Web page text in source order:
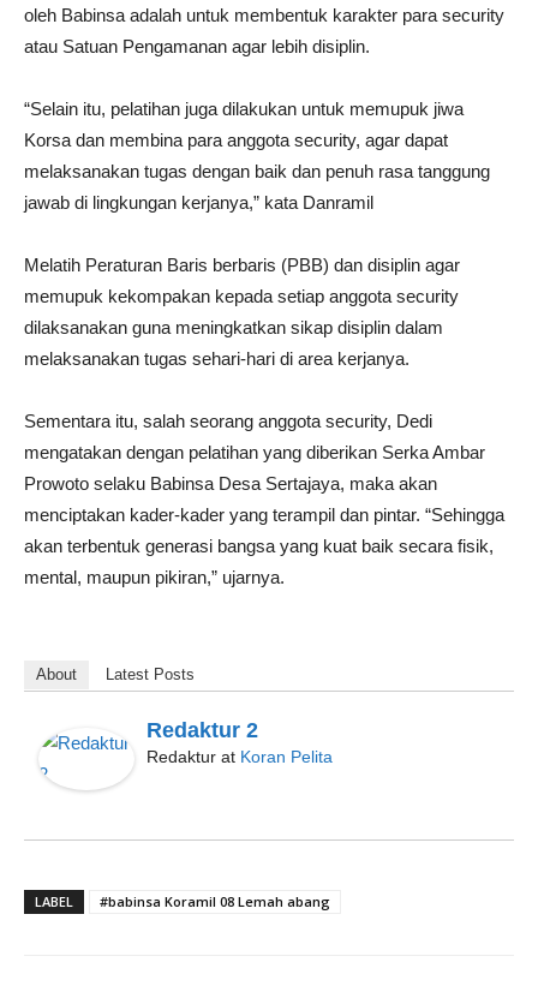
oleh Babinsa adalah untuk membentuk karakter para security
atau Satuan Pengamanan agar lebih disiplin.
“Selain itu, pelatihan juga dilakukan untuk memupuk jiwa
Korsa dan membina para anggota security, agar dapat
melaksanakan tugas dengan baik dan penuh rasa tanggung
jawab di lingkungan kerjanya,” kata Danramil
Melatih Peraturan Baris berbaris (PBB) dan disiplin agar
memupuk kekompakan kepada setiap anggota security
dilaksanakan guna meningkatkan sikap disiplin dalam
melaksanakan tugas sehari-hari di area kerjanya.
Sementara itu, salah seorang anggota security, Dedi
mengatakan dengan pelatihan yang diberikan Serka Ambar
Prowoto selaku Babinsa Desa Sertajaya, maka akan
menciptakan kader-kader yang terampil dan pintar. “Sehingga
akan terbentuk generasi bangsa yang kuat baik secara fisik,
mental, maupun pikiran,” ujarnya.
About Latest Posts
Redaktur 2
Redaktur at Koran Pelita
LABEL #babinsa Koramil 08 Lemah abang